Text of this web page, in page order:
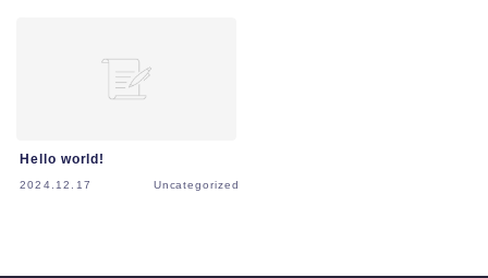
Hello world!
2024.12.17 Uncategorized